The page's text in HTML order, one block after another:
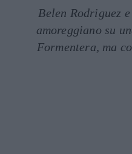
Belen Rodriguez
amoreggiano su
Formentera, ma